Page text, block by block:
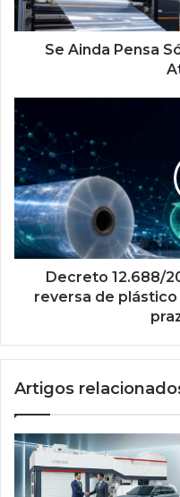
Já
Está
AtrasadoSe Ainda Pensa
12.688/2025
transforma
logística
reversa
de
plástico
em
obrigação
meta,
multa
Decreto 12.688/
reversa de
Artigos